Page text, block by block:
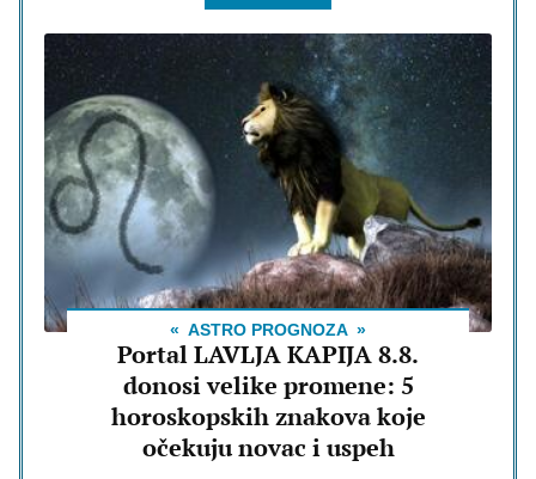
ASTRO PROGNOZA
Portal LAVLJA KAPIJA 8.8.
donosi velike promene: 5
horoskopskih znakova koje
očekuju novac i uspeh